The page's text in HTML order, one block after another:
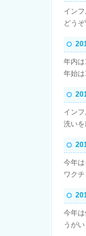
イン
どう
年内
年始
イン
洗いを
今年
ワク
今年
うが